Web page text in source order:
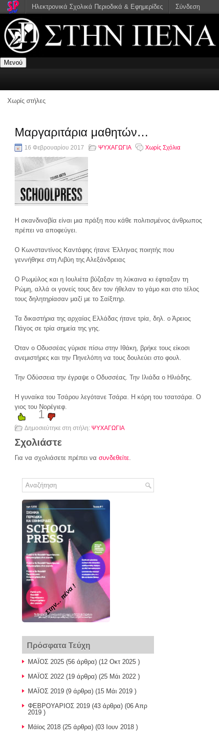
Μενού
Χωρίς στήλες
Μαργαριτάρια μαθητών…
16 Φεβρουαρίου 2017 ΨΥΧΑΓΩΓΙΑ Χωρίς Σχόλια
Η σκανδιναβία είναι μια πράξη που κάθε πολιτισμένος άνθρωπος
πρέπει να αποφεύγει.
Ο Κωνσταντίνος Καντάφης ήτανε Έλληνας ποιητής που
γεννήθηκε στη Λιβύη της Αλεξάνδρειας
Ο Ρωμύλος και η Ιουλιέτα βύζαξαν τη λύκαινα κι έφτιαξαν τη
Ρώμη, αλλά οι γονείς τους δεν τον ήθελαν το γάμο και στο τέλος
τους δηλητηρίασαν μαζί με το Σαίξπηρ.
Τα δικαστήρια της αρχαίας Ελλάδας ήτανε τρία, δηλ. ο Άρειος
Πάγος σε τρία σημεία της γης.
Όταν ο Οδυσσέας γύρισε πίσω στην Ιθάκη, βρήκε τους είκοσι
ανεμιστήρες και την Πηνελόπη να τους δουλεύει στο φουλ.
Την Οδύσσεια την έγραψε ο Οδυσσέας. Την Ιλιάδα ο Ηλιάδης.
Η γυναίκα του Τσάρου λεγότανε Τσάρα. Η κόρη του τσατσάρα. Ο
γιος του Νορέγιεφ.
1
Δημοσιεύτηκε στη στήλη: ΨΥΧΑΓΩΓΙΑ
Σχολιάστε
Για να σχολιάσετε πρέπει να συνδεθείτε
Στην... πένα !
Πρόσφατα Τεύχη
ΜΑΪΟΣ 2025 (56 άρθρα) (12 Οκτ 2025 )
ΜΑΪΟΣ 2022 (19 άρθρα) (25 Μάι 2022 )
ΜΑΪΟΣ 2019 (9 άρθρα) (15 Μάι 2019 )
ΦΕΒΡΟΥΑΡΙΟΣ 2019 (43 άρθρα) (06 Απρ
2019 )
Μάϊος 2018 (25 άρθρα) (03 Ιουν 2018 )
Ηλεκτρονικά Σχολικά Περιοδικά & Εφημερίδες Σύνδεση